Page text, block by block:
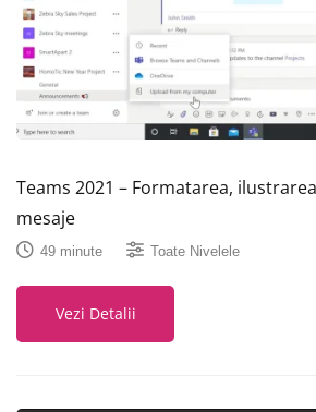
Teams 2021 – Formatarea,
mesaje
49 minute Toate Nivelele
Vezi Detalii